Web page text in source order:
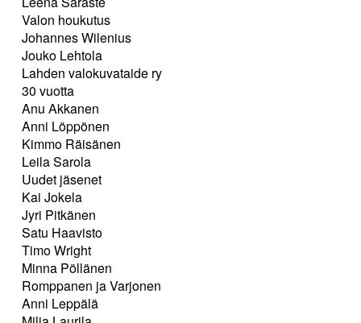
Valon houkutus
Johannes Wilenius
Jouko Lehtola
Lahden valokuvataide ry
30 vuotta
Anu Akkanen
Anni Löppönen
Kimmo Räisänen
Leila Sarola
Uudet jäsenet
Kai Jokela
Jyri Pitkänen
Satu Haavisto
Timo Wright
Minna Pöllänen
Romppanen ja Varjonen
Anni Leppälä